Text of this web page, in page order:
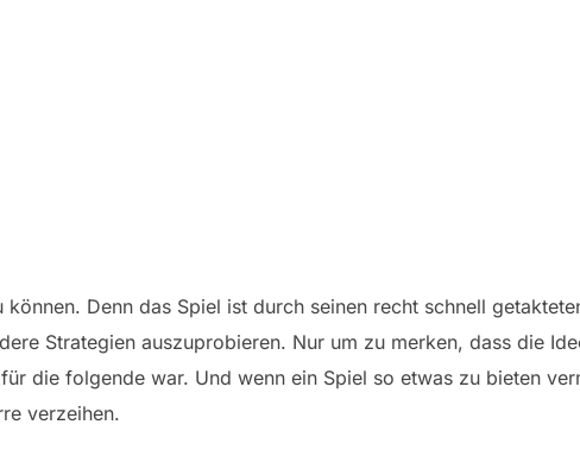
können. Denn das Spiel ist durch seinen recht schnell
Strategien auszuprobieren. Nur um zu merken, dass die
die folgende war. Und wenn ein Spiel so etwas zu bieten
verzeihen.